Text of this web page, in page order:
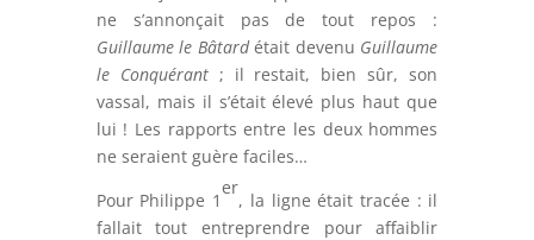
ne s’annonçait pas de tout repos :
Guillaume le Bâtardétait devenu Guillaume
le Conquérant; il restait, bien sûr, son
vassal, mais il s’était élevé plus haut que
lui ! Les rapports entre les deux hommes
ne seraient guère faciles…
Pour Philippe 1
er
, la ligne était tracée : il
fallait tout entreprendre pour affaiblir